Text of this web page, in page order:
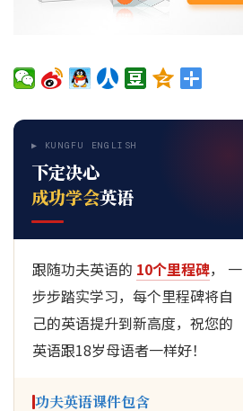
▶ KUNGFU ENGLISH
下定决心
成功学会英语
跟随功夫英语的 10个里程碑， 一
步步踏实学习，每个里程碑将自
己的英语提升到新高度，祝您的
英语跟18岁母语者一样好！
功夫英语课件包含